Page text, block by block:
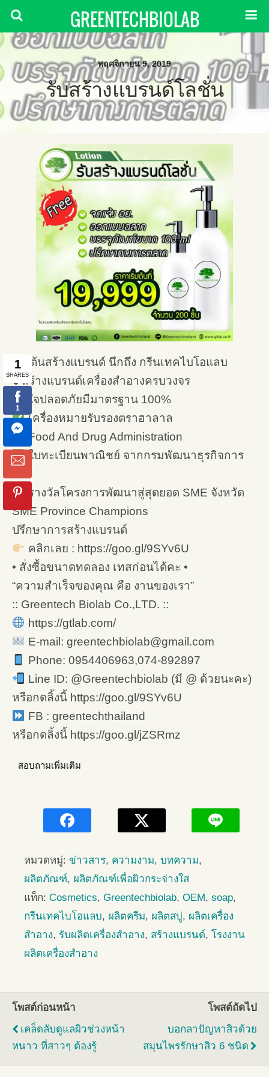
GREENTECHBIOLAB
พฤศจิกายน 9, 2019
รับสร้างแบรนด์โลชั่น
เริ่มต้นสร้างแบรนด์ นึกถึง กรีนเทคไบโอแลบ
❥สร้างแบรนด์เครื่องสำอางครบวงจร
มั่นใจปลอดภัยมีมาตรฐาน 100%
เครื่องหมายรับรองตราฮาลาล
Food And Drug Administration
ใบทะเบียนพาณิชย์ จากกรมพัฒนาธุรกิจการ
รางวัลโครงการพัฒนาสู่สุดยอด SME จังหวัด
SME Province Champions
ปรึกษาการสร้างแบรนด์
คลิกเลย : https://goo.gl/9SYv6U
• สั่งซื้อขนาดทดลอง เทสก่อนได้คะ •
“ความสำเร็จของคุณ คือ งานของเรา”
:: Greentech Biolab Co.,LTD. ::
https://gtlab.com/
E-mail: greentechbiolab@gmail.com
Phone: 0954406963,074-892897
Line ID: @Greentechbiolab (มี @ ด้วยนะคะ)
หรือกดลิ้งนี้ https://goo.gl/9SYv6U
FB : greentechthailand
หรือกดลิ้งนี้ https://goo.gl/jZSRmz
สอบถามเพิ่มเติม
หมวดหมู่: ข่าวสาร, ความงาม, บทความ,
ผลิตภัณฑ์, ผลิตภัณฑ์เพื่อผิวกระจ่างใส
แท็ก: Cosmetics, Greentechbiolab, OEM, soap,
กรีนเทคไบโอแลบ, ผลิตครีม, ผลิตสบู่, ผลิตเครื่อง
สำอาง, รับผลิตเครื่องสำอาง, สร้างแบรนด์, โรงงาน
ผลิตเครื่องสำอาง
โพสต์ก่อนหน้า
เคล็ดลับดูแลผิวช่วงหน้า
หนาว ที่สาวๆ ต้องรู้
โพสต์ถัดไป
บอกลาปัญหาสิวด้วย
สมุนไพรรักษาสิว 6 ชนิด